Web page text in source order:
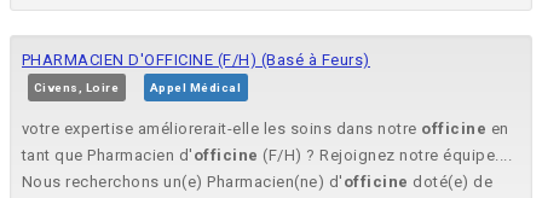
PHARMACIEN D'OFFICINE (F/H) (Basé à Feurs)
Civens, Loire Appel Médical
votre expertise améliorerait-elle les soins dans notre officine en
tant que Pharmacien d' officine (F/H) ? Rejoignez notre équipe....
Nous recherchons un(e) Pharmacien(ne) d' officine doté(e) de